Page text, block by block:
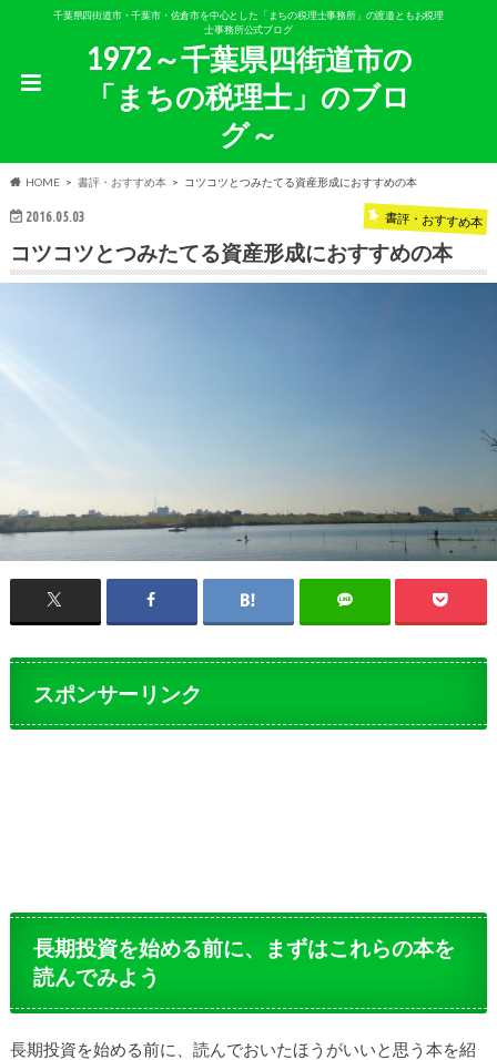
千葉県四街道市・千葉市・佐倉市を中心とした「まちの税理士事務所」の渡邉ともお税理
士事務所公式ブログ
1972～千葉県四街道市の
「まちの税理士」のブロ
グ～
HOME 書評・おすすめ本 コツコツとつみたてる資産形成におすすめの本
2016.05.03 書評・おすすめ本
コツコツとつみたてる資産形成におすすめの本
スポンサーリンク
長期投資を始める前に、まずはこれらの本を
読んでみよう
長期投資を始める前に、読んでおいたほうがいいと思う本を紹